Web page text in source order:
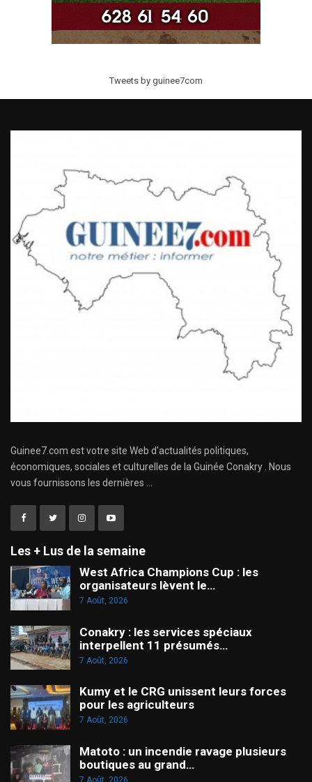
Tweets by guinee7com
Guinee7.com est votre site Web d'actualités politiques,
économiques, sociales et culturelles de la Guinée Conakry . Nous
vous fournissons les dernières ...
Les + Lus de la semaine
West Africa Champions Cup : les
organisateurs lèvent le…
7 Août, 2026
Conakry : les services spéciaux
interpellent 11 présumés…
7 Août, 2026
Kumy et le CRG unissent leurs forces
pour les agriculteurs
7 Août, 2026
Matoto : un incendie ravage plusieurs
boutiques au grand…
7 Août, 2026